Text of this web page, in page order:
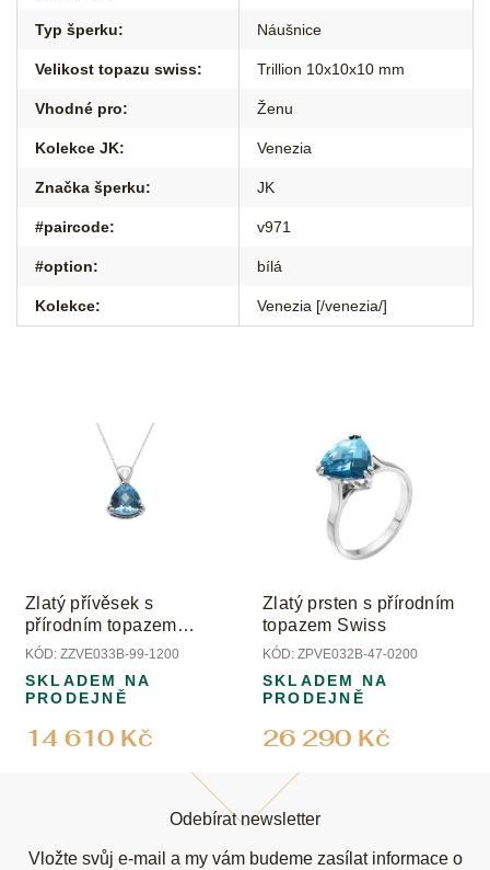
Typ šperku: Náušnice
Velikost topazu swiss: Trillion 10x10x10 mm
Vhodné pro: Ženu
Kolekce JK: Venezia
Značka šperku: JK
#paircode: v971
#option: bílá
Kolekce: Venezia [/venezia/]
Zlatý přívěsek s
přírodním topazem
Swiss a diamantem
KÓD: ZZVE033B-99-1200
14 610 Kč
SKLADEM NA
PRODEJNĚ
Zlatý prsten s přírodním
topazem Swiss
KÓD: ZPVE032B-47-0200
26 290 Kč
SKLADEM NA
PRODEJNĚ
Odebírat newsletter
Vložte svůj e-mail a my vám budeme zasílat informace o